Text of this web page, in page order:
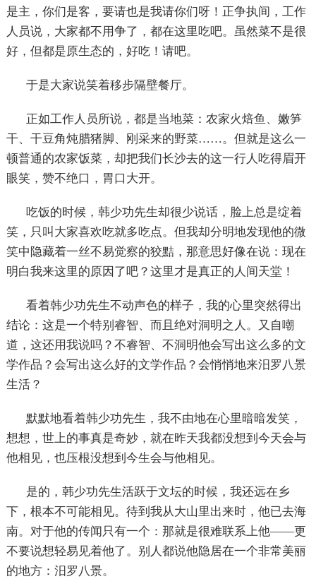
是主，你们是客，要请也是我请你们呀！正争执间，工作
人员说，大家都不用争了，都在这里吃吧。虽然菜不是很
好，但都是原生态的，好吃！请吧。
于是大家说笑着移步隔壁餐厅。
正如工作人员所说，都是当地菜：农家火焙鱼、嫩笋
干、干豆角炖腊猪脚、刚采来的野菜……。但就是这么一
顿普通的农家饭菜，却把我们长沙去的这一行人吃得眉开
眼笑，赞不绝口，胃口大开。
吃饭的时候，韩少功先生却很少说话，脸上总是绽着
笑，只叫大家喜欢吃就多吃点。但我却分明地发现他的微
笑中隐藏着一丝不易觉察的狡黠，那意思好像在说：现在
明白我来这里的原因了吧？这里才是真正的人间天堂！
看着韩少功先生不动声色的样子，我的心里突然得出
结论：这是一个特别睿智、而且绝对洞明之人。又自嘲
道，这还用我说吗？不睿智、不洞明他会写出这么多的文
学作品？会写出这么好的文学作品？会悄悄地来汨罗八景
生活？
默默地看着韩少功先生，我不由地在心里暗暗发笑，
想想，世上的事真是奇妙，就在昨天我都没想到今天会与
他相见，也压根没想到今生会与他相见。
是的，韩少功先生活跃于文坛的时候，我还远在乡
下，根本不可能相见。待到我从大山里出来时，他已去海
南。对于他的传闻只有一个：那就是很难联系上他——更
不要说想轻易见着他了。别人都说他隐居在一个非常美丽
的地方：汨罗八景。